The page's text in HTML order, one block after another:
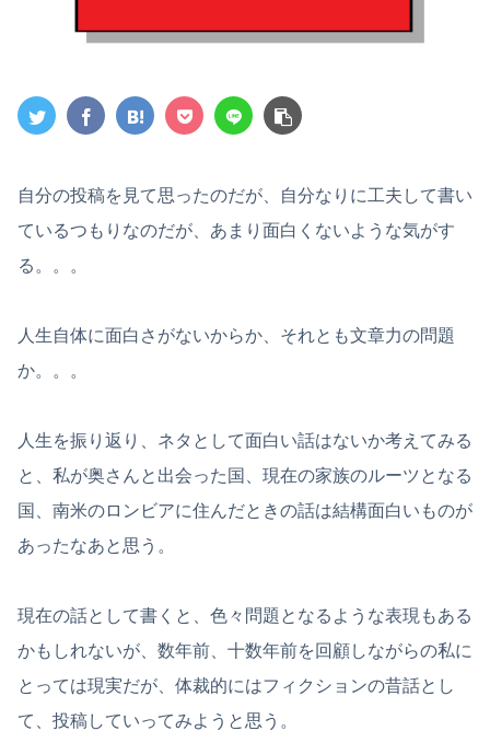
自分の投稿を見て思ったのだが、自分なりに工夫して書い
ているつもりなのだが、あまり面白くないような気がす
る。。。
人生自体に面白さがないからか、それとも文章力の問題
か。。。
人生を振り返り、ネタとして面白い話はないか考えてみる
と、私が奥さんと出会った国、現在の家族のルーツとなる
国、南米のロンビアに住んだときの話は結構面白いものが
あったなあと思う。
現在の話として書くと、色々問題となるような表現もある
かもしれないが、数年前、十数年前を回顧しながらの私に
とっては現実だが、体裁的にはフィクションの昔話とし
て、投稿していってみようと思う。